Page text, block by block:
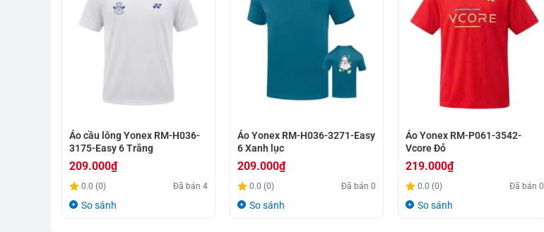
Áo cầu lông Yonex RM-H036-
3175-Easy 6 Trắng
209.000₫
0.0 (0) Đã bán4
So sánh
Áo Yonex RM-H036-3271-Easy
6 Xanh lục
209.000₫
0.0 (0) Đã bán0
So sánh
Áo Yonex RM-P061-3542-
Vcore Đỏ
219.000₫
0.0 (0) Đã bán0
So sánh